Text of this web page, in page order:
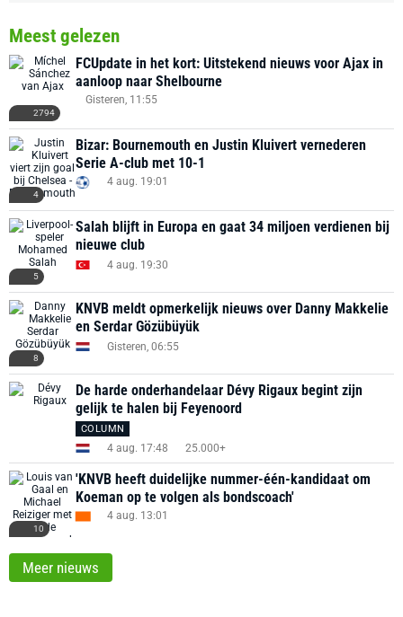
Meest gelezen
2794
FCUpdate in het kort: Uitstekend nieuws voor Ajax in
aanloop naar Shelbourne
Gisteren, 11:55
4
Bizar: Bournemouth en Justin Kluivert vernederen
Serie A-club met 10-1
4 aug. 19:01
5
Salah blijft in Europa en gaat 34 miljoen verdienen bij
nieuwe club
4 aug. 19:30
8
KNVB meldt opmerkelijk nieuws over Danny Makkelie
en Serdar Gözübüyük
Gisteren, 06:55
De harde onderhandelaar Dévy Rigaux begint zijn
gelijk te halen bij Feyenoord
COLUMN
4 aug. 17:48 25.000+
10
'KNVB heeft duidelijke nummer-één-kandidaat om
Koeman op te volgen als bondscoach'
4 aug. 13:01
Meer nieuws